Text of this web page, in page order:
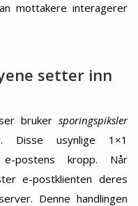
mottakere interagerer
setter inn
bruker sporingspiksler
Disse usynlige 1×1
postens kropp. Når
e-postklienten deres
Denne handlingen